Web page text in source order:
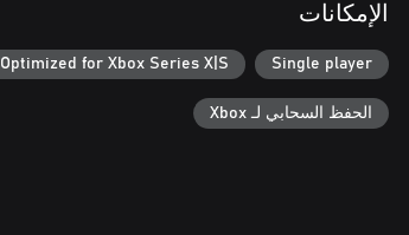
الإمكانات
Single player
Optimized for Xbox Series X|S
الحفظ السحابي لـ Xbox